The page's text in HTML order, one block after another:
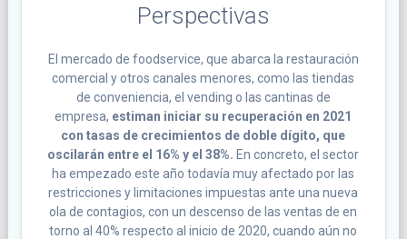
Perspectivas
El mercado de foodservice, que abarca la restauración
comercial y otros canales menores, como las tiendas
de conveniencia, el vending o las cantinas de
empresa, estiman iniciar su recuperación en 2021
con tasas de crecimientos de doble dígito, que
oscilarán entre el 16% y el 38%. En concreto, el sector
ha empezado este año todavía muy afectado por las
restricciones y limitaciones impuestas ante una nueva
ola de contagios, con un descenso de las ventas de en
torno al 40% respecto al inicio de 2020, cuando aún no